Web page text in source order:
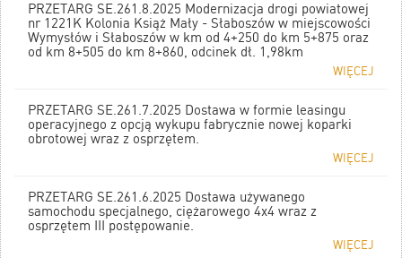
PRZETARG SE.261.8.2025 Modernizacja drogi powiatowej
nr 1221K Kolonia Książ Mały - Słaboszów w miejscowości
Wymysłów i Słaboszów w km od 4+250 do km 5+875 oraz
od km 8+505 do km 8+860, odcinek dł. 1,98km
WIĘCEJ
PRZETARG SE.261.7.2025 Dostawa w formie leasingu
operacyjnego z opcją wykupu fabrycznie nowej koparki
obrotowej wraz z osprzętem.
WIĘCEJ
PRZETARG SE.261.6.2025 Dostawa używanego
samochodu specjalnego, ciężarowego 4x4 wraz z
osprzętem III postępowanie.
WIĘCEJ